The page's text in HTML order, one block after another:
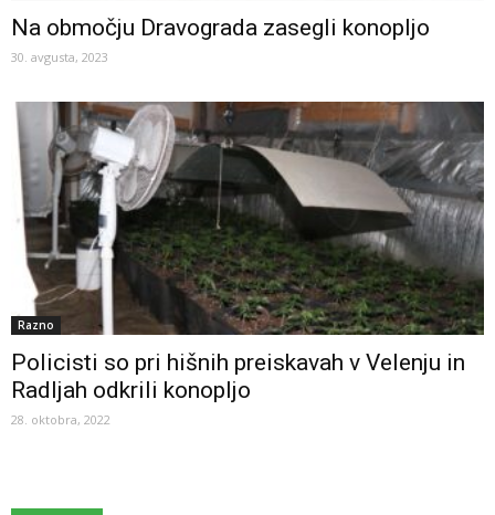
Na območju Dravograda zasegli konopljo
30. avgusta, 2023
Razno
Policisti so pri hišnih preiskavah v Velenju in
Radljah odkrili konopljo
28. oktobra, 2022